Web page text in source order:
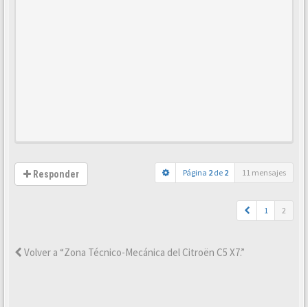
Responder Página 2 de 2 11 mensajes
1 2
Volver a “Zona Técnico-Mecánica del Citroën C5 X7.”